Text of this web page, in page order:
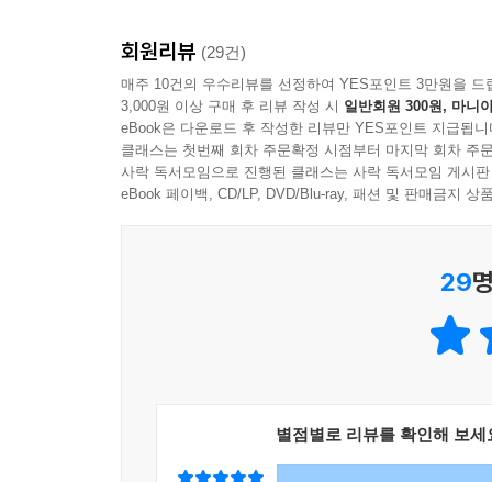
투자자에게 위기는 말 그대로 위기 그 자체다.
수많은 부자들이 이구동성으로 외치는 부분이
오른다.
주식에서 위기는 생각보다 자주 찾아오는 불청객
이 책에서는 -3% 이상이 4번 발생하는 공황이
대처하는 게 좋을지를 중심으로 다루었다. 위기를
떨어져도 좋은 행복한 투자가 가능하게 한다.
금융위기가 언제 다시 올지 모르는 상황에서 이
2권 구성, 바뀔 미래의 모습과 바뀐 미래에서
회원리뷰 (29건)
매주 10건의 우수리뷰를 선정하여 YES포인트 3만원을 드
3,000원 이상 구매 후 리뷰 작성 시 일반회원 300원, 마니
eBook은 다운로드 후 작성한 리뷰만 YES포인트 지급됩니
클래스는 첫번째 회차 주문확정 시점부터 마지막 회차 주
사락 독서모임으로 진행된 클래스는 사락 독서모임 게시
eBook 페이백, CD/LP, DVD/Blu-ray, 패션 및 판매금지 상
29
별점별로 리뷰를 확인해 보세